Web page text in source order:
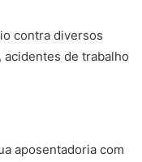
contra diversos
de trabalho
aposentadoria com